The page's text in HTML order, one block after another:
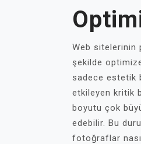
Web sitelerinin
şekilde
sadece estetik
etkileyen kritik
boyutu çok
edebilir. Bu
fotoğraflar